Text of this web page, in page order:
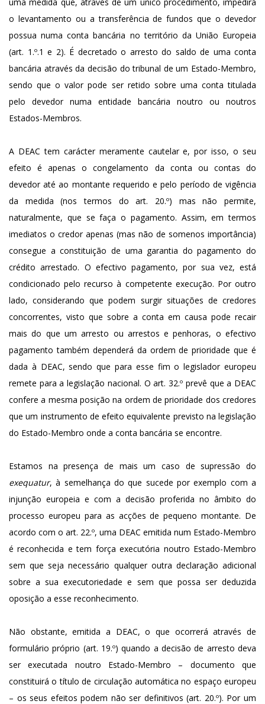
o levantamento ou a transferência de fundos que o devedor
possua numa conta bancária no território da União Europeia
(art. 1.º.1 e 2). É decretado o arresto do saldo de uma conta
bancária através da decisão do tribunal de um Estado-Membro,
sendo que o valor pode ser retido sobre uma conta titulada
pelo devedor numa entidade bancária noutro ou noutros
Estados-Membros.
A DEAC tem carácter meramente cautelar e, por isso, o seu
efeito é apenas o congelamento da conta ou contas do
devedor até ao montante requerido e pelo período de vigência
da medida (nos termos do art. 20.º) mas não permite,
naturalmente, que se faça o pagamento. Assim, em termos
imediatos o credor apenas (mas não de somenos importância)
consegue a constituição de uma garantia do pagamento do
crédito arrestado. O efectivo pagamento, por sua vez, está
condicionado pelo recurso à competente execução. Por outro
lado, considerando que podem surgir situações de credores
concorrentes, visto que sobre a conta em causa pode recair
mais do que um arresto ou arrestos e penhoras, o efectivo
pagamento também dependerá da ordem de prioridade que é
dada à DEAC, sendo que para esse fim o legislador europeu
remete para a legislação nacional. O art. 32.º prevê que a DEAC
confere a mesma posição na ordem de prioridade dos credores
que um instrumento de efeito equivalente previsto na legislação
do Estado-Membro onde a conta bancária se encontre.
Estamos na presença de mais um caso de supressão do
exequatur, à semelhança do que sucede por exemplo com a
injunção europeia e com a decisão proferida no âmbito do
processo europeu para as acções de pequeno montante. De
acordo com o art. 22.º, uma DEAC emitida num Estado-Membro
é reconhecida e tem força executória noutro Estado-Membro
sem que seja necessário qualquer outra declaração adicional
sobre a sua executoriedade e sem que possa ser deduzida
oposição a esse reconhecimento.
Não obstante, emitida a DEAC, o que ocorrerá através de
formulário próprio (art. 19.º) quando a decisão de arresto deva
ser executada noutro Estado-Membro – documento que
constituirá o título de circulação automática no espaço europeu
– os seus efeitos podem não ser definitivos (art. 20.º). Por um